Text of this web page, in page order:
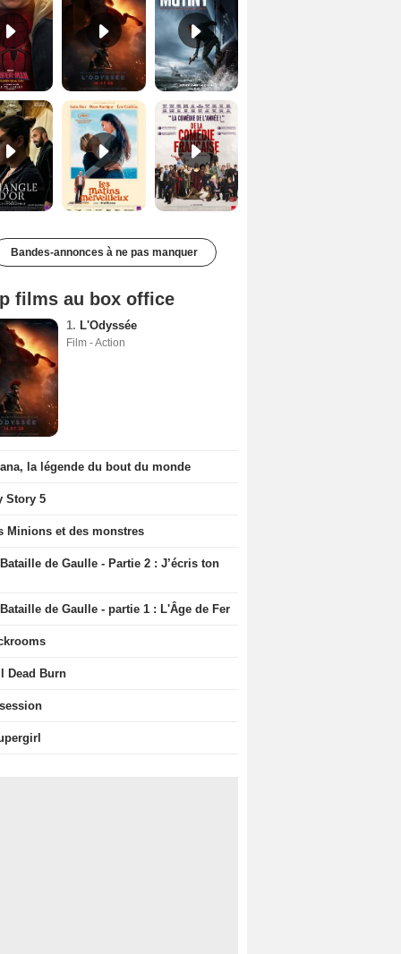
Les Matins merveilleux Bande-annonce VF De la Comédie-Française Teaser VF
Bandes-annonces à ne pas manquer
films au box office
1. L'Odyssée
Film - Action
la légende du bout du monde
Story 5
Minions et des monstres
de Gaulle - Partie 2 : J’écris ton
de Gaulle - partie 1 : L'Âge de Fer
Dead Burn